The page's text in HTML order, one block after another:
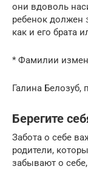
они вдоволь
ребенок должен
как и его брата
* Фамилии
Галина Белозуб,
Берегите
Забота о себе
родители,
забывают о